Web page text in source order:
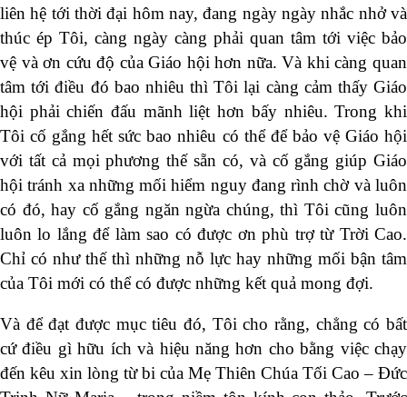
liên hệ tới thời đại hôm nay, đang ngày ngày nhắc nhở và
thúc ép Tôi, càng ngày càng phải quan tâm tới việc bảo
vệ và ơn cứu độ của Giáo hội hơn nữa. Và khi càng quan
tâm tới điều đó bao nhiêu thì Tôi lại càng cảm thấy Giáo
hội phải chiến đấu mãnh liệt hơn bấy nhiêu. Trong khi
Tôi cố gắng hết sức bao nhiêu có thể để bảo vệ Giáo hội
với tất cả mọi phương thế sẵn có, và cố gắng giúp Giáo
hội tránh xa những mối hiểm nguy đang rình chờ và luôn
có đó, hay cố gắng ngăn ngừa chúng, thì Tôi cũng luôn
luôn lo lắng để làm sao có được ơn phù trợ từ Trời Cao.
Chỉ có như thế thì những nỗ lực hay những mối bận tâm
của Tôi mới có thể có được những kết quả mong đợi.
Và để đạt được mục tiêu đó, Tôi cho rằng, chẳng có bất
cứ điều gì hữu ích và hiệu năng hơn cho bằng việc chạy
đến kêu xin lòng từ bi của Mẹ Thiên Chúa Tối Cao – Đức